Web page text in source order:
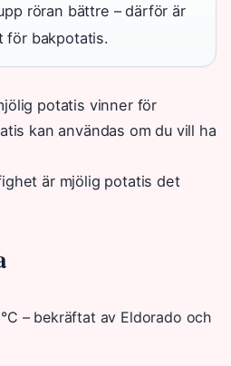
röran bättre – därför är
för bakpotatis.
potatis vinner för
kan användas om du vill ha
är mjölig potatis det
– bekräftat av Eldorado och